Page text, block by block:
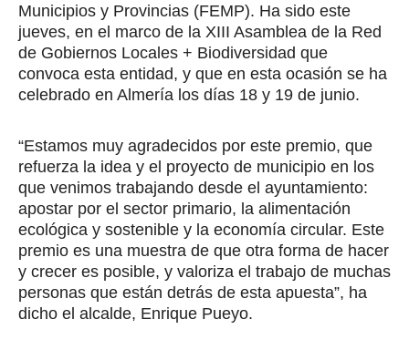
Municipios y Provincias (FEMP). Ha sido este
jueves, en el marco de la XIII Asamblea de la Red
de Gobiernos Locales + Biodiversidad que
convoca esta entidad, y que en esta ocasión se ha
celebrado en Almería los días 18 y 19 de junio.
“Estamos muy agradecidos por este premio, que
refuerza la idea y el proyecto de municipio en los
que venimos trabajando desde el ayuntamiento:
apostar por el sector primario, la alimentación
ecológica y sostenible y la economía circular. Este
premio es una muestra de que otra forma de hacer
y crecer es posible, y valoriza el trabajo de muchas
personas que están detrás de esta apuesta”, ha
dicho el alcalde, Enrique Pueyo.